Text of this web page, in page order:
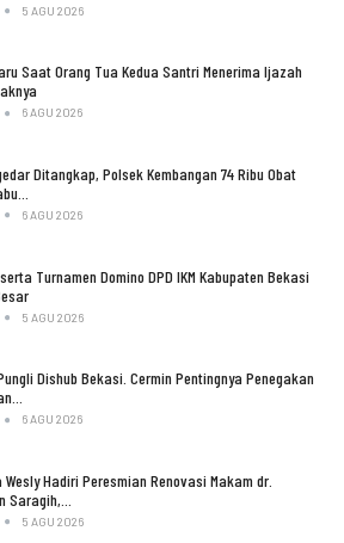
5 AGU 2026
Saat Orang Tua Kedua Santri Menerima Ijazah
6 AGU 2026
Ditangkap, Polsek Kembangan 74 Ribu Obat
6 AGU 2026
Turnamen Domino DPD IKM Kabupaten Bekasi
5 AGU 2026
Dishub Bekasi. Cermin Pentingnya Penegakan
6 AGU 2026
Wesly Hadiri Peresmian Renovasi Makam dr.
Saragih,…
5 AGU 2026